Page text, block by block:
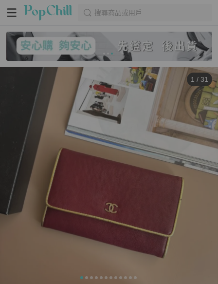
搜尋商品或用戶
1 / 31